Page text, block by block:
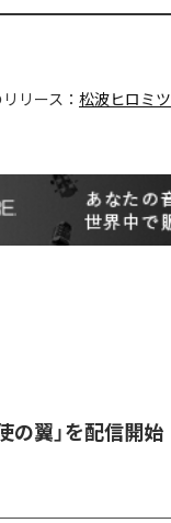
リース： 松波ヒロミツ
の翼」を配信開始